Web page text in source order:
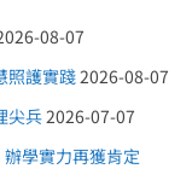
08-07
照護實踐 2026-08-07
尖兵 2026-07-07
學實力再獲肯定